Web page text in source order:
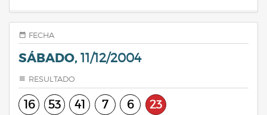
FECHA
SÁBADO, 11/12/2004
RESULTADO
16 53 41 7 6 23